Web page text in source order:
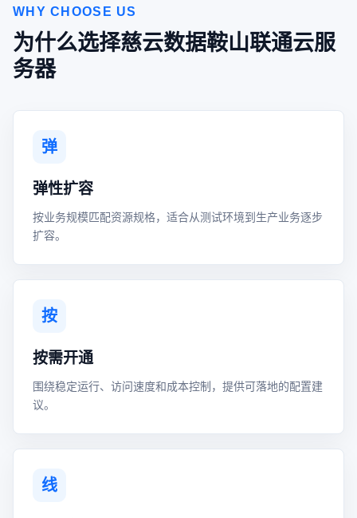
WHY CHOOSE US
为什么选择慈云数据鞍山联通云服
务器
弹
弹性扩容
按业务规模匹配资源规格，适合从测试环境到生产业务逐步
扩容。
按
按需开通
围绕稳定运行、访问速度和成本控制，提供可落地的配置建
议。
线